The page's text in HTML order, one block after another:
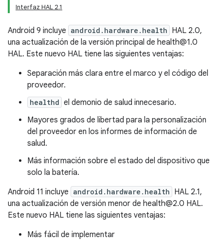
Interfaz HAL 2.1
Android 9 incluye android.hardware.health HAL 2.0,
una actualización de la versión principal de health@1.0
HAL. Este nuevo HAL tiene las siguientes ventajas:
Separación más clara entre el marco y el código del
proveedor.
healthd el demonio de salud innecesario.
Mayores grados de libertad para la personalización
del proveedor en los informes de información de
salud.
Más información sobre el estado del dispositivo que
solo la batería.
Android 11 incluye android.hardware.health HAL 2.1,
una actualización de versión menor de health@2.0 HAL.
Este nuevo HAL tiene las siguientes ventajas:
Más fácil de implementar